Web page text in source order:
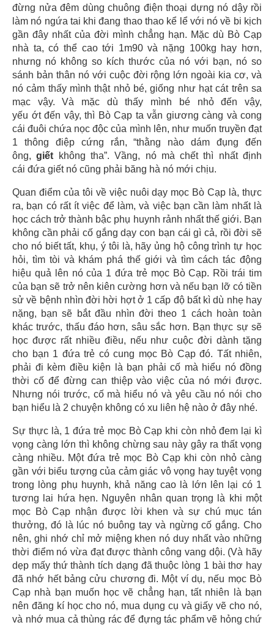
đừng nửa đêm dùng chuông điện thoại dựng nó dậy rồi
làm nó ngứa tai khi đang thao thao kể lể với nó về bi kịch
gần đây nhất của đời mình chẳng hạn. Mặc dù Bò Cạp
nhà ta, có thể cao tới 1m90 và nặng 100kg hay hơn,
nhưng nó không so kích thước của nó với bạn, nó so
sánh bản thân nó với cuộc đời rộng lớn ngoài kia cơ, và
nó cảm thấy mình thật nhỏ bé, giống như hạt cát trên sa
mạc vậy. Và mặc dù thấy mình bé nhỏ đến vậy,
yếu ớt đến vậy, thì Bò Cạp ta vẫn giương càng và cong
cái đuôi chứa nọc độc của mình lên, như muốn truyền đạt
1 thông điệp cứng rắn, “thằng nào dám đụng đến
ông,giết
không tha”. Vầng, nó mà chết thì nhất định
cái đứa giết nó cũng phải băng hà nó mới chịu.
Quan điểm của tôi về việc nuôi dạy mọc Bò Cạp là, thực
ra, bạn có rất ít việc để làm, và việc bạn cần làm nhất là
học cách trở thành bậc phụ huynh rảnh nhất thế giới. Bạn
không cần phải cố gắng dạy con bạn cái gì cả, rồi đời sẽ
cho nó biết tất, khụ, ý tôi là, hãy ủng hộ công trình tự học
hỏi, tìm tòi và khám phá thế giới và tìm cách tác động
hiệu quả lên nó của 1 đứa trẻ mọc Bò Cạp. Rồi trái tim
của bạn sẽ trở nên kiên cường hơn và nếu bạn lỡ có tiền
sử về bệnh nhìn đời hời hợt ở 1 cấp độ bất kì dù nhẹ hay
nặng, bạn sẽ bắt đầu nhìn đời theo 1 cách hoàn toàn
khác trước, thấu đáo hơn, sâu sắc hơn. Bạn thực sự sẽ
học được rất nhiều điều, nếu như cuộc đời dành tặng
cho bạn 1 đứa trẻ có cung mọc Bò Cạp đó. Tất nhiên,
phải đi kèm điều kiện là bạn phải cố mà hiểu nó đồng
thời cố để đừng can thiệp vào việc của nó mới được.
Nhưng nói trước, cố mà hiểu nó và yêu cầu nó nói cho
bạn hiểu là 2 chuyện không có xu liên hệ nào ở đây nhé.
Sự thực là, 1 đứa trẻ mọc Bò Cạp khi còn nhỏ đem lại kì
vọng càng lớn thì không chừng sau này gây ra thất vọng
càng nhiều. Một đứa trẻ mọc Bò Cạp khi còn nhỏ càng
gần với biểu tượng của cảm giác vô vọng hay tuyệt vọng
trong lòng phụ huynh, khả năng cao là lớn lên lại có 1
tương lai hứa hẹn. Nguyên nhân quan trọng là khi một
mọc Bò Cạp nhận được lời khen và sự chú mục tán
thưởng, đó là lúc nó buông tay và ngừng cố gắng. Cho
nên, ghi nhớ chỉ mở miệng khen nó duy nhất vào những
thời điểm nó vừa đạt được thành công vang dội. (Và hãy
dẹp mấy thứ thành tích dạng đã thuộc lòng 1 bài thơ hay
đã nhớ hết bảng cửu chương đi. Một ví dụ, nếu mọc Bò
Cạp nhà bạn muốn học vẽ chẳng hạn, tất nhiên là bạn
nên đăng kí học cho nó, mua dụng cụ và giấy vẽ cho nó,
và nhớ mua cả thùng rác để đựng tác phẩm vẽ hỏng chứ